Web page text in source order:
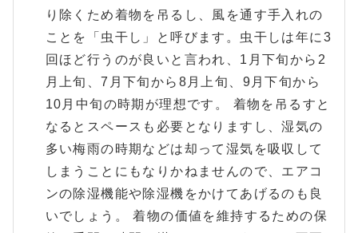
り除くため着物を吊るし、風を通す手入れの
ことを「虫干し」と呼びます。虫干しは年に3
回ほど行うのが良いと言われ、1月下旬から2
月上旬、7月下旬から8月上旬、9月下旬から
10月中旬の時期が理想です。 着物を吊るすと
なるとスペースも必要となりますし、湿気の
多い梅雨の時期などは却って湿気を吸収して
しまうことにもなりかねませんので、エアコ
ンの除湿機能や除湿機をかけてあげるのも良
いでしょう。 着物の価値を維持するための保